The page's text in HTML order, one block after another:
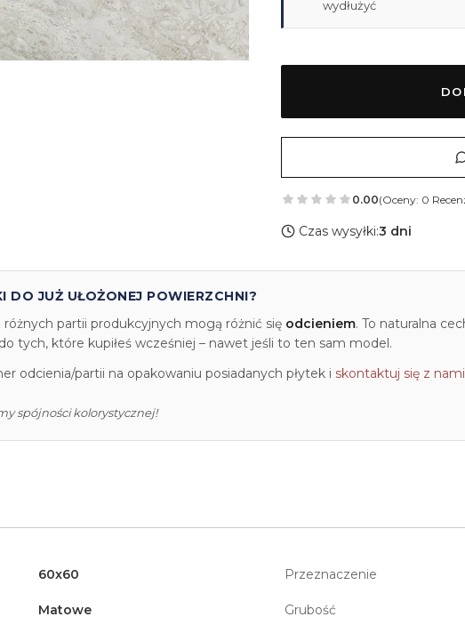
wydłużyć
0.00(Oceny: 0
Czas wysyłki:3 dni
DO JUŻ UŁOŻONEJ POWIERZCHNI?
różnych partii produkcyjnych mogą różnić się odcieniem. To naturalna
tych, które kupiłeś wcześniej – nawet jeśli to ten sam model.
odcienia/partii na opakowaniu posiadanych płytek i skontaktuj się z nami
spójności kolorystycznej!
60x60 Przeznaczenie
Matowe Grubość